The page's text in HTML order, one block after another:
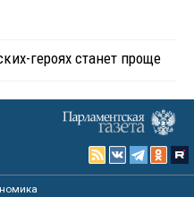
героях станет проще